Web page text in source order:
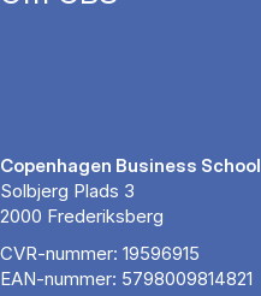
Copenhagen Business School
Solbjerg Plads 3
2000 Frederiksberg
CVR-nummer: 19596915
EAN-nummer: 5798009814821